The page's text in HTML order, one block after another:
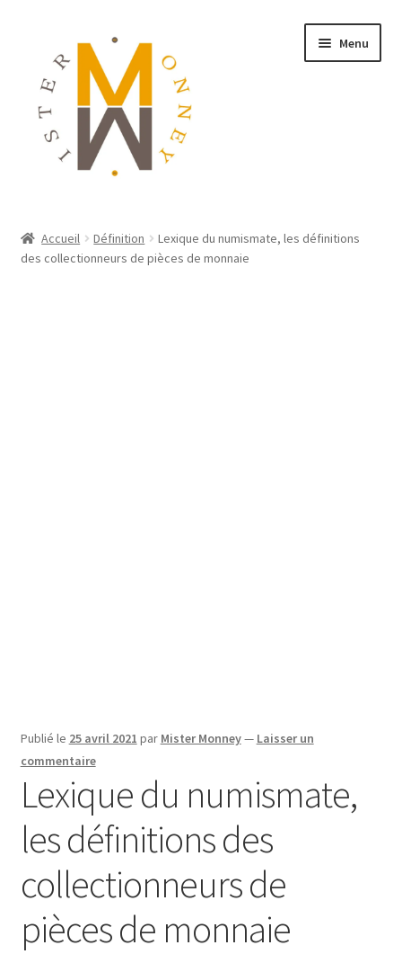
Menu
MONNAIES
Accueil Définition
Lexique du numismate, les définitions
des collectionneurs de pièces de monnaie
Publié le 25 avril 2021 par Mister Monney— Laisser un
commentaire
Lexique du numismate,
les définitions des
collectionneurs de
pièces de monnaie